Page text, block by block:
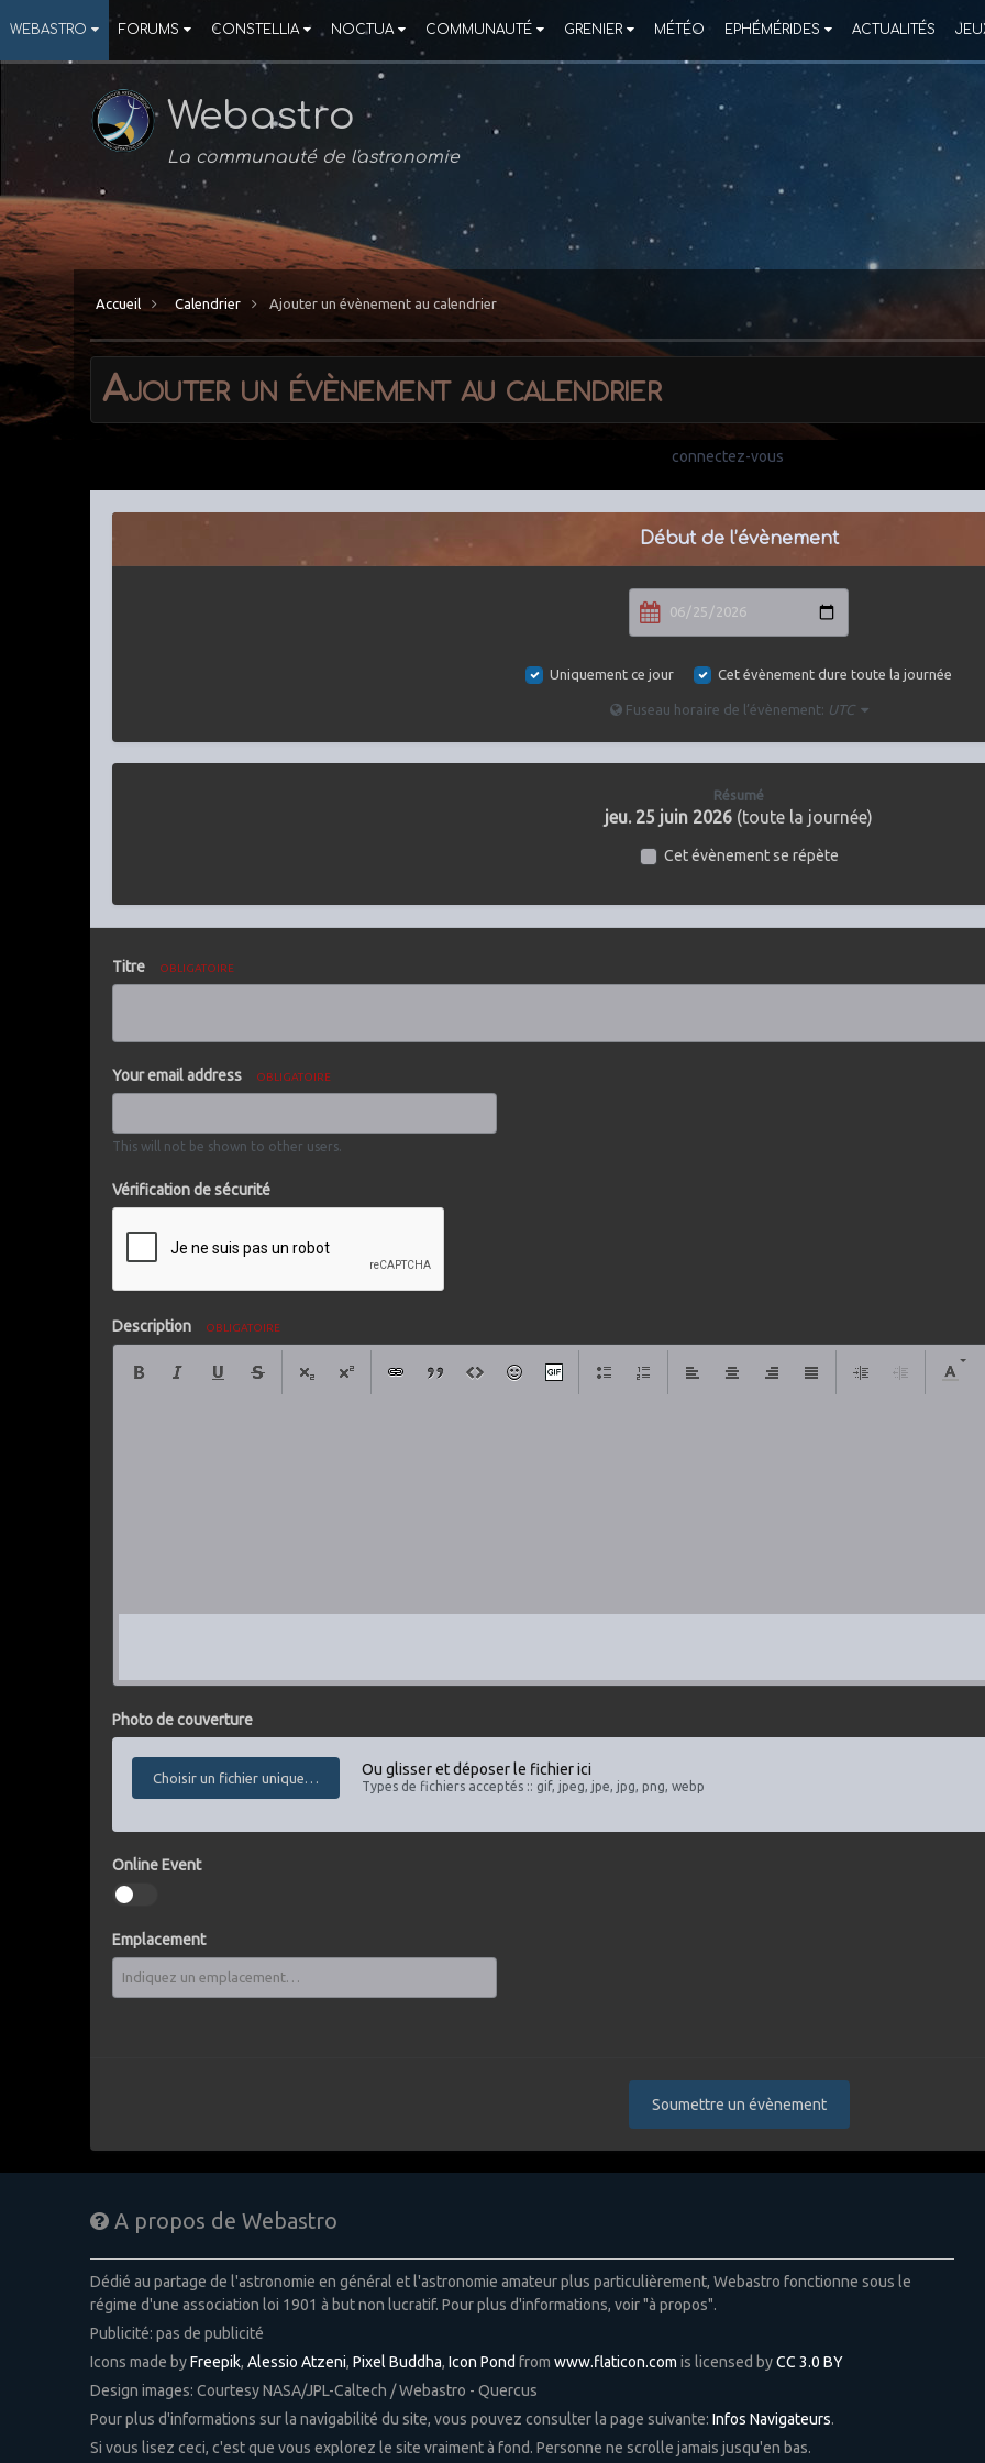
WEBASTRO FORUMS CONSTELLIA NOCTUA COMMUNAUTÉ GRENIER MÉTÉO EPHÉMÉRIDES ACTUALITÉS
Webastro
La communauté de l'astronomie
Accueil Calendrier Ajouter un évènement au calendrier
Ajouter un évènement au calendrier
connectez-vous
Début de l’évènement
Uniquement ce jour Cet évènement dure toute la journée
Fuseau horaire de l’évènement: UTC
Résumé
jeu. 25 juin 2026 (toute la journée)
Cet évènement se répète
Titre OBLIGATOIRE
Your email address OBLIGATOIRE
This will not be shown to other users.
Vérification de sécurité
Description OBLIGATOIRE
Photo de couverture
Choisir un fichier unique…
Ou glisser et déposer le fichier ici
Types de fichiers acceptés :: gif, jpeg, jpe, jpg, png, webp
Online Event
Emplacement
Soumettre un évènement
A propos de Webastro
Dédié au partage de l'astronomie en général et l'astronomie amateur plus particulièrement, Webastro fonctionne sous le
régime d'une association loi 1901 à but non lucratif. Pour plus d'informations, voir "à propos".
Publicité: pas de publicité
Icons made byFreepik, Alessio Atzeni, Pixel Buddha, Icon Pond from www.flaticon.com is licensed byCC 3.0 BY
Design images: Courtesy NASA/JPL-Caltech / Webastro - Quercus
Pour plus d'informations sur la navigabilité du site, vous pouvez consulter la page suivante: Infos Navigateurs.
Si vous lisez ceci, c'est que vous explorez le site vraiment à fond. Personne ne scrolle jamais jusqu'en bas.